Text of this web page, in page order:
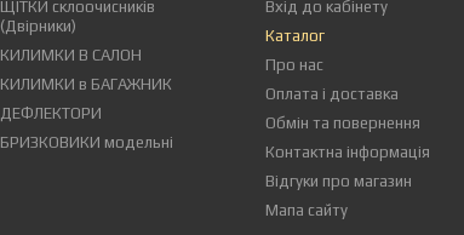
ЩІТКИ склоочисників
(Двірники)
КИЛИМКИ В САЛОН
КИЛИМКИ в БАГАЖНИК
ДЕФЛЕКТОРИ
БРИЗКОВИКИ модельні
Вхід до кабінету
Каталог
Про нас
Оплата і доставка
Обмін та повернення
Контактна інформація
Відгуки про магазин
Мапа сайту